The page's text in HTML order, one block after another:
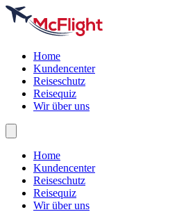
Home
Kundencenter
Reiseschutz
Reisequiz
Wir über uns
Home
Kundencenter
Reiseschutz
Reisequiz
Wir über uns